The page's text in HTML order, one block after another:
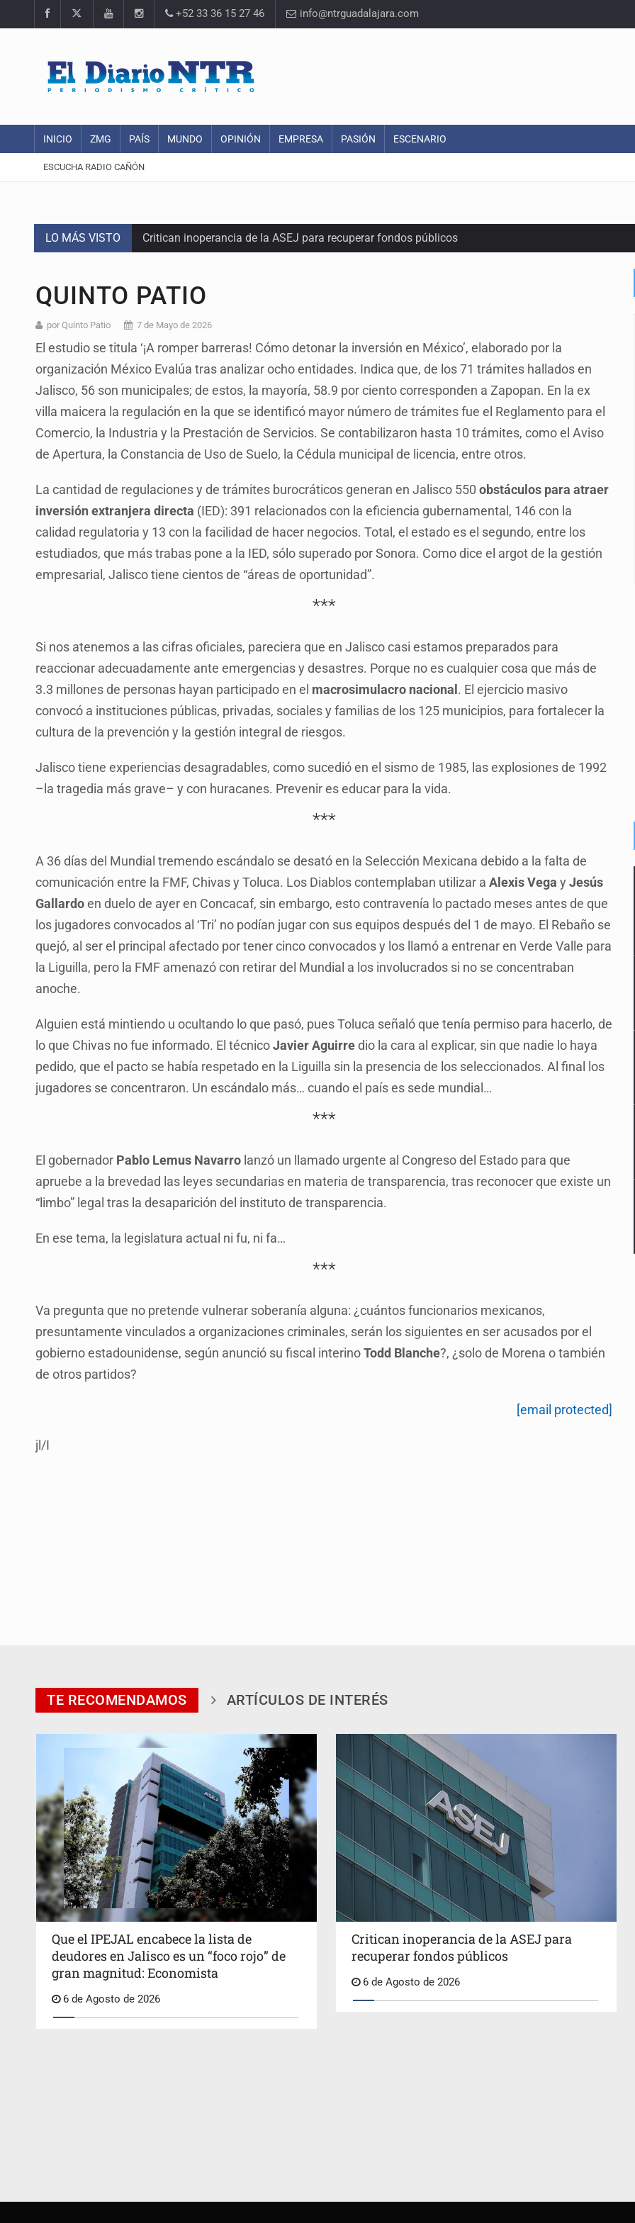
+52 33 36 15 27 46 info@ntrguadalajara.com
INICIO ZMG PAÍS MUNDO OPINIÓN EMPRESA PASIÓN ESCENARIO
ESCUCHA RADIO CAÑÓN
LO MÁS VISTO Critican inoperancia de la ASEJ para recuperar fondos públicos
Ex policía es detenido por agresión y amenzas contra su pareja
Vecinos de Mirador de San Isidro denuncian tala; IJALVI lo niega
Reporta 627 acciones tras inundación en Balcones de Oblatos
Fiscalía continúa búsqueda de Ricardo Cabezas Talavera
Proponen consulta popular por desarrollo de vivienda en Mirador de San Isidro
Buscan a otros tres por feminicidio de Valeria Márquez
Fiscalías, SIAPA y transporte, entre los asuntos pendientes del Congreso
Que el IPEJAL encabece la lista de deudores en Jalisco es un “foco rojo” de gran magnitud:
QUINTO PATIO
por Quinto Patio 7 de Mayo de 2026
El estudio se titula ‘¡A romper barreras! Cómo detonar la inversión en México’, elaborado por la
organización México Evalúa tras analizar ocho entidades. Indica que, de los 71 trámites hallados en
Jalisco, 56 son municipales; de estos, la mayoría, 58.9 por ciento corresponden a Zapopan. En la ex
villa maicera la regulación en la que se identificó mayor número de trámites fue el Reglamento para el
Comercio, la Industria y la Prestación de Servicios. Se contabilizaron hasta 10 trámites, como el Aviso
de Apertura, la Constancia de Uso de Suelo, la Cédula municipal de licencia, entre otros.
La cantidad de regulaciones y de trámites burocráticos generan en Jalisco 550 obstáculos para atraer
inversión extranjera directa (IED): 391 relacionados con la eficiencia gubernamental, 146 con la
calidad regulatoria y 13 con la facilidad de hacer negocios. Total, el estado es el segundo, entre los
estudiados, que más trabas pone a la IED, sólo superado por Sonora. Como dice el argot de la gestión
empresarial, Jalisco tiene cientos de “áreas de oportunidad”.
***
Si nos atenemos a las cifras oficiales, pareciera que en Jalisco casi estamos preparados para
reaccionar adecuadamente ante emergencias y desastres. Porque no es cualquier cosa que más de
3.3 millones de personas hayan participado en el macrosimulacro nacional . El ejercicio masivo
convocó a instituciones públicas, privadas, sociales y familias de los 125 municipios, para fortalecer la
cultura de la prevención y la gestión integral de riesgos.
Jalisco tiene experiencias desagradables, como sucedió en el sismo de 1985, las explosiones de 1992
–la tragedia más grave– y con huracanes. Prevenir es educar para la vida.
***
A 36 días del Mundial tremendo escándalo se desató en la Selección Mexicana debido a la falta de
comunicación entre la FMF, Chivas y Toluca. Los Diablos contemplaban utilizar a Alexis Vega y Jesús
Gallardoen duelo de ayer en Concacaf, sin embargo, esto contravenía lo pactado meses antes de que
los jugadores convocados al ‘Tri’ no podían jugar con sus equipos después del 1 de mayo. El Rebaño se
quejó, al ser el principal afectado por tener cinco convocados y los llamó a entrenar en Verde Valle para
la Liguilla, pero la FMF amenazó con retirar del Mundial a los involucrados si no se concentraban
anoche.
Alguien está mintiendo u ocultando lo que pasó, pues Toluca señaló que tenía permiso para hacerlo, de
lo que Chivas no fue informado. El técnicoJavier Aguirredio la cara al explicar, sin que nadie lo haya
pedido, que el pacto se había respetado en la Liguilla sin la presencia de los seleccionados. Al final los
jugadores se concentraron. Un escándalo más… cuando el país es sede mundial…
***
El gobernador Pablo Lemus Navarro lanzó un llamado urgente al Congreso del Estado para que
apruebe a la brevedad las leyes secundarias en materia de transparencia, tras reconocer que existe un
“limbo” legal tras la desaparición del instituto de transparencia.
En ese tema, la legislatura actual ni fu, ni fa…
***
Va pregunta que no pretende vulnerar soberanía alguna: ¿cuántos funcionarios mexicanos,
presuntamente vinculados a organizaciones criminales, serán los siguientes en ser acusados por el
gobierno estadounidense, según anunció su fiscal interinoTodd Blanche?, ¿solo de Morena o también
de otros partidos?
[email protected]
jl/I
TE RECOMENDAMOS ARTÍCULOS DE INTERÉS
Que el IPEJAL encabece la lista de
deudores en Jalisco es un “foco rojo” de
gran magnitud: Economista
6 de Agosto de 2026
Critican inoperancia de la ASEJ para
recuperar fondos públicos
6 de Agosto de 2026